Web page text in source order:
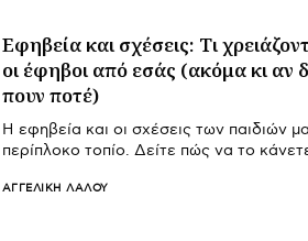
Εφηβεία και σχέσεις: Τι
οι έφηβοι από εσάς (ακόμα κι αν
πουν ποτέ)
Η εφηβεία και οι σχέσεις των παιδιών
περίπλοκο τοπίο. Δείτε πώς να το
ΑΓΓΕΛΙΚΉ ΛΆΛΟΥ